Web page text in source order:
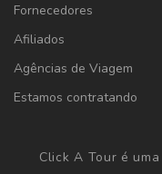
Fornecedores
Afiliados
Agências de Viagem
Estamos contratando
Click A Tour é